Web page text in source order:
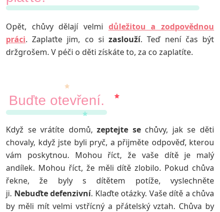
Opět, chůvy dělají velmi důležitou a zodpovědnou
práci. Zaplaťte jim, co sizaslouží. Teď není čas být
držgrošem. V péči o děti získáte to, za co zaplatíte.
Buďte otevření.
Když se vrátíte domů,zeptejte sechůvy, jak se děti
chovaly, když jste byli pryč, a přijměte odpověď, kterou
vám poskytnou. Mohou říct, že vaše dítě je malý
andílek. Mohou říct, že měli dítě zlobilo. Pokud chůva
řekne, že byly s dítětem potíže, vyslechněte
ji. Nebuďte defenzivní. Klaďte otázky. Vaše dítě a chůva
by měli mít velmi vstřícný a přátelský vztah. Chůva by